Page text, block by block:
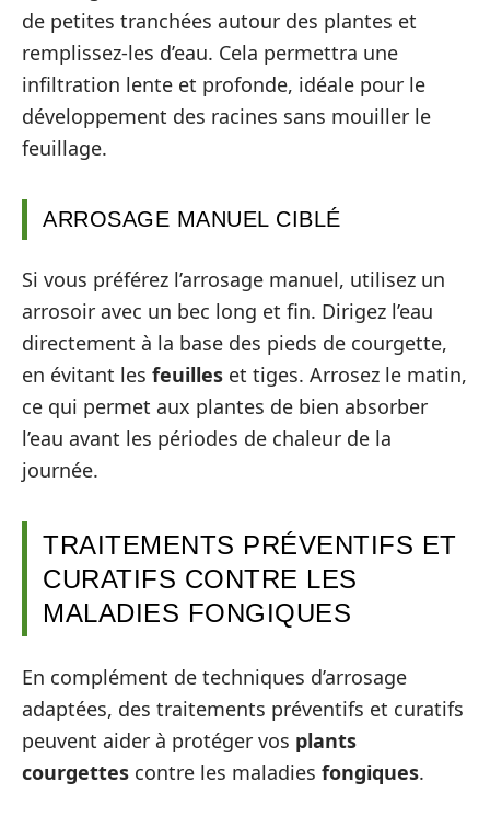
de petites tranchées autour des plantes et
remplissez-les d’eau. Cela permettra une
infiltration lente et profonde, idéale pour le
développement des racines sans mouiller le
feuillage.
ARROSAGE MANUEL CIBLÉ
Si vous préférez l’arrosage manuel, utilisez un
arrosoir avec un bec long et fin. Dirigez l’eau
directement à la base des pieds de courgette,
en évitant les feuilles et tiges. Arrosez le matin,
ce qui permet aux plantes de bien absorber
l’eau avant les périodes de chaleur de la
journée.
TRAITEMENTS PRÉVENTIFS ET
CURATIFS CONTRE LES
MALADIES FONGIQUES
En complément de techniques d’arrosage
adaptées, des traitements préventifs et curatifs
peuvent aider à protéger vos plants
courgettes contre les maladies fongiques.